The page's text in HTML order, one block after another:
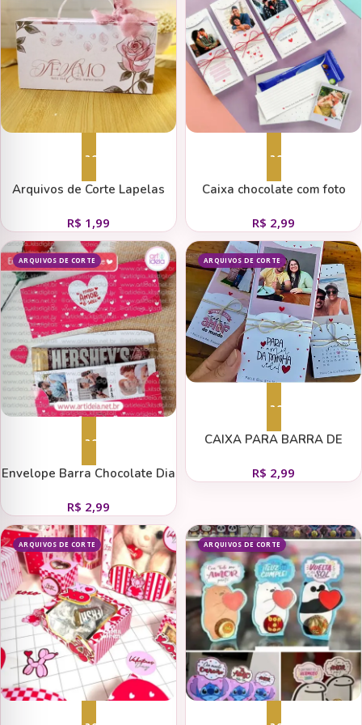
Adicionar ao carrinho
Arquivos de Corte Lapelas
Namorados
R$ 1,99
Adicionar ao carrinho
Caixa chocolate com foto
R$ 2,99
ARQUIVOS DE CORTE
Adicionar ao carrinho
Envelope Barra Chocolate Dia
R$ 2,99
ARQUIVOS DE CORTE
Adicionar ao carrinho
CAIXA PARA BARRA DE
R$ 2,99
ARQUIVOS DE CORTE ARQUIVOS DE CORTE